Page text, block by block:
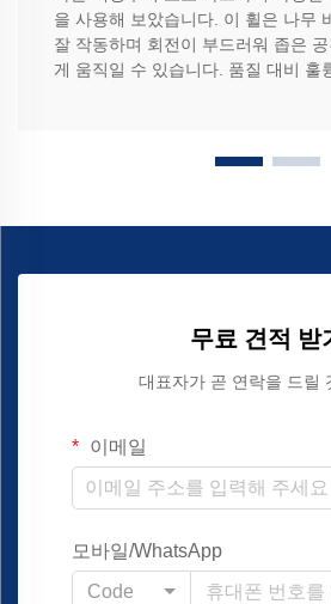
을 사용해 보았습니다. 이 휠은 나무
잘 작동하며 회전이 부드러워 좁은
게 움직일 수 있습니다. 품질 대비 훌
무료 견적 받
대표자가 곧 연락을 드릴
이메일
모바일/WhatsApp
Code